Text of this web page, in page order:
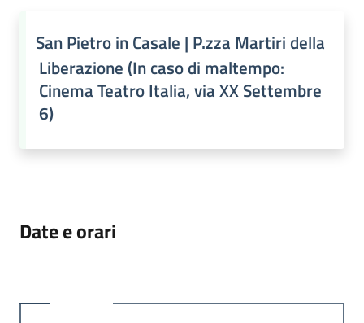
San Pietro in Casale | P.zza Martiri della
Liberazione (In caso di maltempo:
Cinema Teatro Italia, via XX Settembre
6)
Date e orari